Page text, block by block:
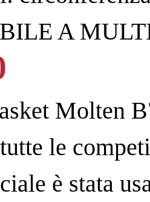
A
Molten
le
è stata